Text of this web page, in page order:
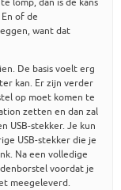
of de
want dat
De basis voelt erg
kan. Er zijn verder
op moet komen te
zetten en dan zal
USB-stekker. Je kun
USB-stekker die je
Na een volledige
voordat je
meegeleverd.